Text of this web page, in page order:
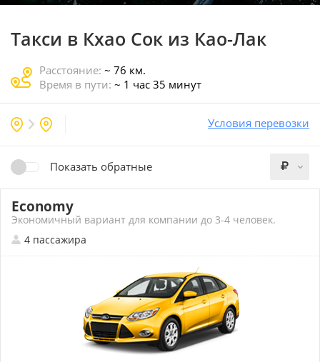
Такси в Кхао Сок из Као-Лак
Расстояние: ~ 76 км.
Время в пути: ~ 1 час 35 минут
Показать обратные
Условия перевозки
Economy
Экономичный вариант для компании до 3-4 человек.
4 пассажира